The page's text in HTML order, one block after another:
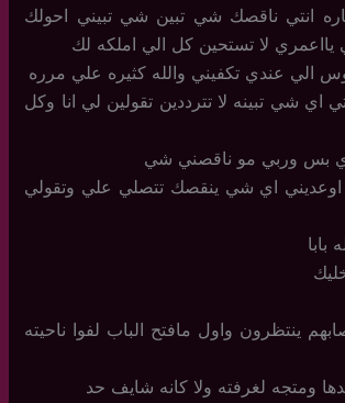
انتي ناقصك شي تبين شي تبيني احولك
يااعمري لا تستحين كل الي املكه لك
الي عندي تكفيني والله كثيره علي مرره
اي شي تبينه لا تترددين تقولين لي انا وكل
بس وربي مو ناقصني شي
اي شي ينقصك تتصلي علي وتقولي
بابا
ينتظرون واول مافتح الباب لفوا ناحيته
ومتجه لغرفته ولا كانه شايف حد